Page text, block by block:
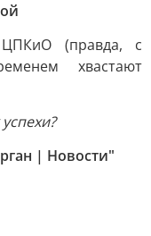
(правда, с
хвастают
| Новости"